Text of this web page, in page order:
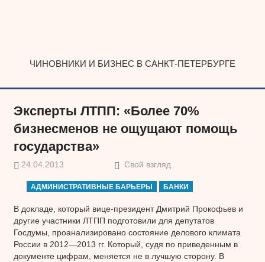
ЧИНОВНИКИ И БИЗНЕС В САНКТ-ПЕТЕРБУРГЕ
Эксперты ЛТПП: «Более 70%
бизнесменов не ощущают помощь
государства»
24.04.2013 Свой взгляд
АДМИНИСТРАТИВНЫЕ БАРЬЕРЫ БАНКИ
В докладе, который вице-президент Дмитрий Прокофьев и
другие участники ЛТПП подготовили для депутатов
Госдумы, проанализировано состояние делового климата
России в 2012—2013 гг. Который, судя по приведенным в
документе цифрам, меняется не в лучшую сторону. В